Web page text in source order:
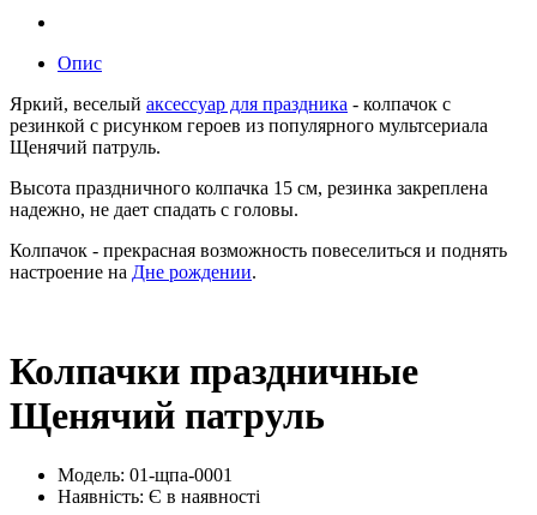
Опис
Яркий, веселый аксессуар для праздника - колпачок с
резинкой с рисунком героев из популярного мультсериала
Щенячий патруль.
Высота праздничного колпачка 15 см, резинка закреплена
надежно, не дает спадать с головы.
Колпачок - прекрасная возможность повеселиться и поднять
настроение на Дне рождении.
Колпачки праздничные
Щенячий патруль
Модель: 01-щпа-0001
Наявність: Є в наявності